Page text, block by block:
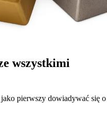
wszystkimi
jako pierwszy dowiadywać się o